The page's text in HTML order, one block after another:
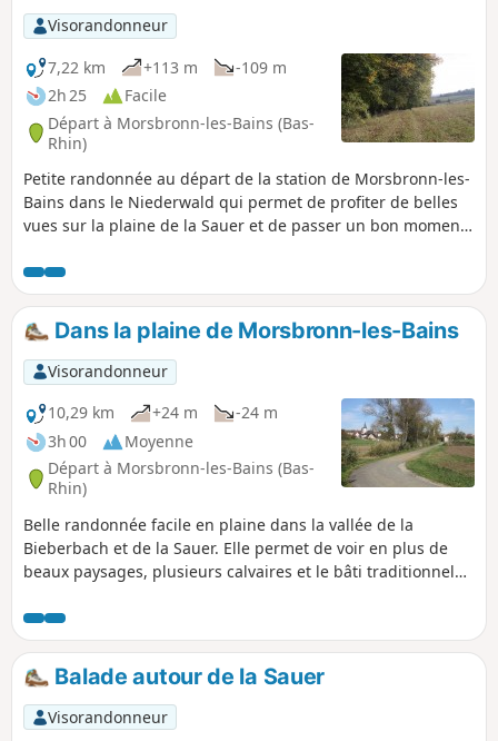
Visorandonneur
7,22 km
+113 m
-109 m
2h 25
Facile
Départ à Morsbronn-les-Bains (Bas-
Rhin)
Petite randonnée au départ de la station de Morsbronn-les-
Bains dans le Niederwald qui permet de profiter de belles
vues sur la plaine de la Sauer et de passer un bon moment
dénivelé modéré.
Dans la plaine de Morsbronn-les-Bains
Visorandonneur
10,29 km
+24 m
-24 m
3h 00
Moyenne
Départ à Morsbronn-les-Bains (Bas-
Rhin)
Belle randonnée facile en plaine dans la vallée de la
Bieberbach et de la Sauer. Elle permet de voir en plus de
beaux paysages, plusieurs calvaires et le bâti traditionnel
Balade autour de la Sauer
Visorandonneur